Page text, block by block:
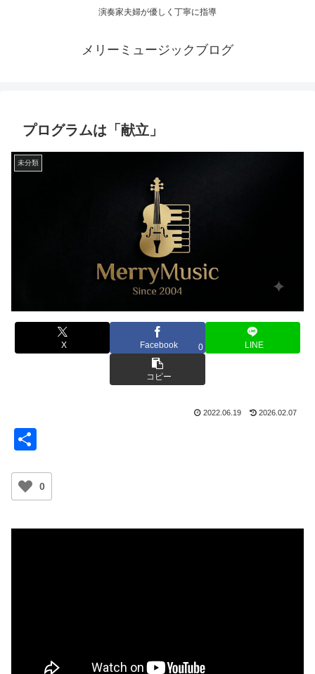
演奏家夫婦が優しく丁寧に指導
メリーミュージックブログ
プログラムは「献立」
未分類
X Facebook 0 LINE
コピー
2022.06.19 2026.02.07
0